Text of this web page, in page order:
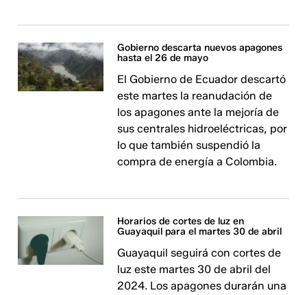
Gobierno descarta nuevos apagones
hasta el 26 de mayo
El Gobierno de Ecuador descartó
este martes la reanudación de
los apagones ante la mejoría de
sus centrales hidroeléctricas, por
lo que también suspendió la
compra de energía a Colombia.
Horarios de cortes de luz en
Guayaquil para el martes 30 de abril
Guayaquil seguirá con cortes de
luz este martes 30 de abril del
2024. Los apagones durarán una